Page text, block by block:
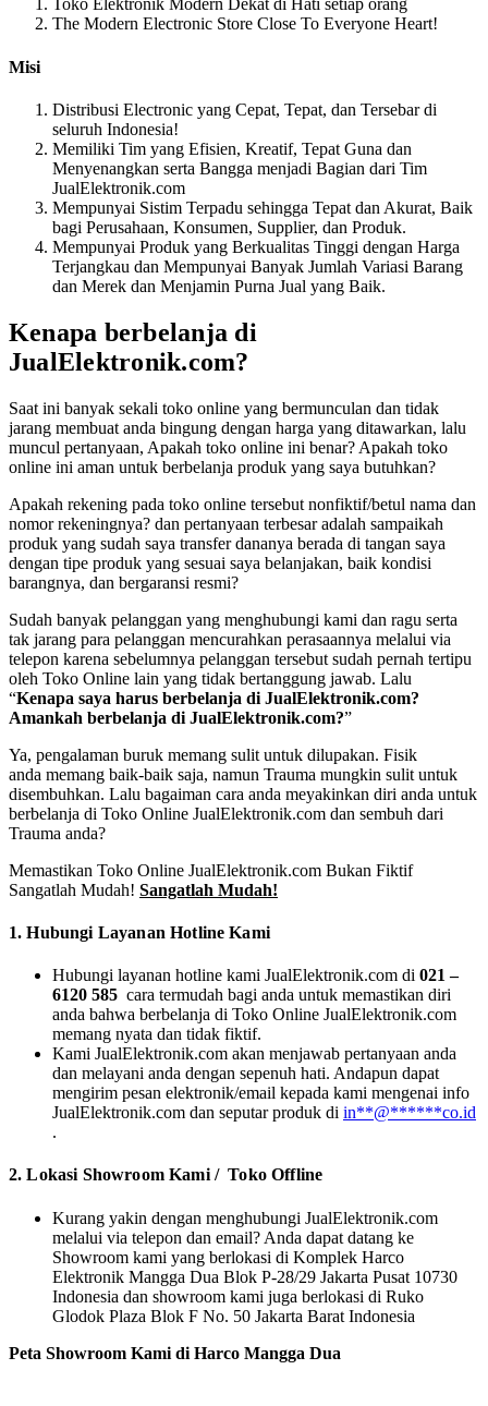
Toko Elektronik Modern Dekat di Hati setiap orang
The Modern Electronic Store Close To Everyone Heart!
Misi
Distribusi Electronic yang Cepat, Tepat, dan Tersebar di
seluruh Indonesia!
Memiliki Tim yang Efisien, Kreatif, Tepat Guna dan
Menyenangkan serta Bangga menjadi Bagian dari Tim
JualElektronik.com
Mempunyai Sistim Terpadu sehingga Tepat dan Akurat, Baik
bagi Perusahaan, Konsumen, Supplier, dan Produk.
Mempunyai Produk yang Berkualitas Tinggi dengan Harga
Terjangkau dan Mempunyai Banyak Jumlah Variasi Barang
dan Merek dan Menjamin Purna Jual yang Baik.
Kenapa berbelanja di
JualElektronik.com?
Saat ini banyak sekali toko online yang bermunculan dan tidak
jarang membuat anda bingung dengan harga yang ditawarkan, lalu
muncul pertanyaan, Apakah toko online ini benar? Apakah toko
online ini aman untuk berbelanja produk yang saya butuhkan?
Apakah rekening pada toko online tersebut nonfiktif/betul nama dan
nomor rekeningnya? dan pertanyaan terbesar adalah sampaikah
produk yang sudah saya transfer dananya berada di tangan saya
dengan tipe produk yang sesuai saya belanjakan, baik kondisi
barangnya, dan bergaransi resmi?
Sudah banyak pelanggan yang menghubungi kami dan ragu serta
tak jarang para pelanggan mencurahkan perasaannya melalui via
telepon karena sebelumnya pelanggan tersebut sudah pernah tertipu
oleh Toko Online lain yang tidak bertanggung jawab. Lalu
“Kenapa saya harus berbelanja di JualElektronik.com?
Amankah berbelanja di JualElektronik.com?”
Ya, pengalaman buruk memang sulit untuk dilupakan. Fisik
anda memang baik-baik saja, namun Trauma mungkin sulit untuk
disembuhkan. Lalu bagaiman cara anda meyakinkan diri anda untuk
berbelanja di Toko Online JualElektronik.com dan sembuh dari
Trauma anda?
Memastikan Toko Online JualElektronik.com Bukan Fiktif
Sangatlah Mudah! Sangatlah Mudah!
1. Hubungi Layanan Hotline Kami
Hubungi layanan hotline kami JualElektronik.com di 021 –
6120 585 cara termudah bagi anda untuk memastikan diri
anda bahwa berbelanja di Toko Online JualElektronik.com
memang nyata dan tidak fiktif.
Kami JualElektronik.com akan menjawab pertanyaan anda
dan melayani anda dengan sepenuh hati. Andapun dapat
mengirim pesan elektronik/email kepada kami mengenai info
JualElektronik.com dan seputar produk di in**@******co.id
.
2. Lokasi Showroom Kami / Toko Offline
Kurang yakin dengan menghubungi JualElektronik.com
melalui via telepon dan email? Anda dapat datang ke
Showroom kami yang berlokasi di Komplek Harco
Elektronik Mangga Dua Blok P-28/29 Jakarta Pusat 10730
Indonesia dan showroom kami juga berlokasi di Ruko
Glodok Plaza Blok F No. 50 Jakarta Barat Indonesia
Peta Showroom Kami di Harco Mangga Dua